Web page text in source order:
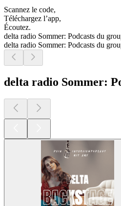
Scannez le code,
Téléchargez l’app,
Écoutez.
delta radio Sommer: Podcasts du
delta radio Sommer: Podcasts du
delta radio Sommer: